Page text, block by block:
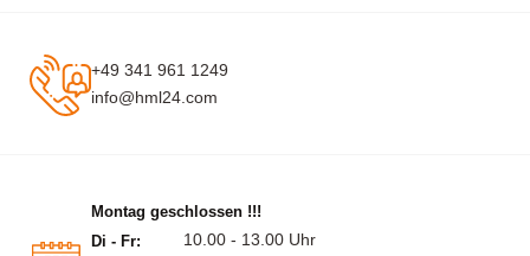
+49 341 961 1249
info@hml24.com
Montag geschlossen !!!
Di - Fr:
10.00 - 13.00 Uhr